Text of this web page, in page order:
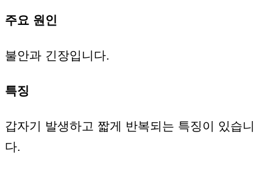
주요 원인
불안과 긴장입니다.
특징
갑자기 발생하고 짧게 반복되는 특징이 있습니
다.